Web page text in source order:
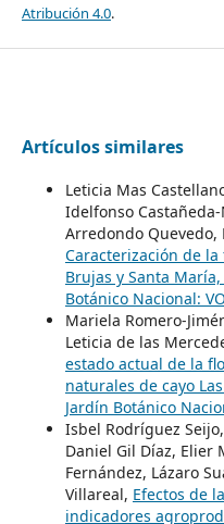
Atribución 4.0.
Artículos similares
Leticia Mas
Idelfonso
Arredondo Quevedo,
Caracterización de
Brujas y Santa
Botánico Nacional:
Mariela Romero-
Leticia de las
estado actual de la
naturales de cayo
Jardín Botánico
Isbel Rodríguez
Daniel Gil Díaz, Elier
Fernández, Lázaro
Villareal, Efectos de
indicadores